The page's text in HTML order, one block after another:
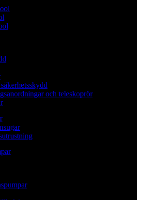
och teleskoprör